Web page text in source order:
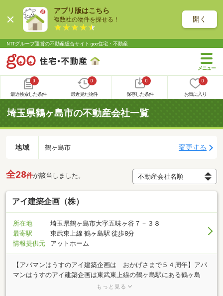
アプリ版はこちら
複数社の物件を探せる！ 開く
NTTグループ運営の不動産総合サイト goo住宅・不動産
0
最近検索した条件
0
最近見た物件
0
保存した条件
0
お気に入り
埼玉県鶴ヶ島市の不動産会社一覧
地域 鶴ヶ島市 変更する
全28件が該当しました。
アイ建築企画（株）
所在地
埼玉県鶴ヶ島市大字五味ヶ谷７－３８
最寄駅
東武東上線 鶴ヶ島駅 徒歩8分
情報提供元
アットホーム
【アパマンはうすのアイ建築企画は おかげさまで５４周年】アパ
マンはうすのアイ建築企画は東武東上線の鶴ヶ島駅にある鶴ヶ島
市・坂戸市の地元密着会社です。”明るく元気良く”常に笑顔をモッ
もっと見る